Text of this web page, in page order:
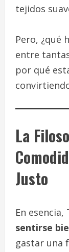
tejidos
Pero, ¿qué
entre
por qué
La
Justo
En esencia,
sentirse
gastar una